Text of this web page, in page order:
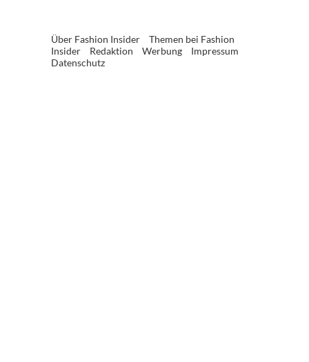
Über Fashion Insider
Themen bei Fashion
Insider
Redaktion Werbung
Impressum
Datenschutz